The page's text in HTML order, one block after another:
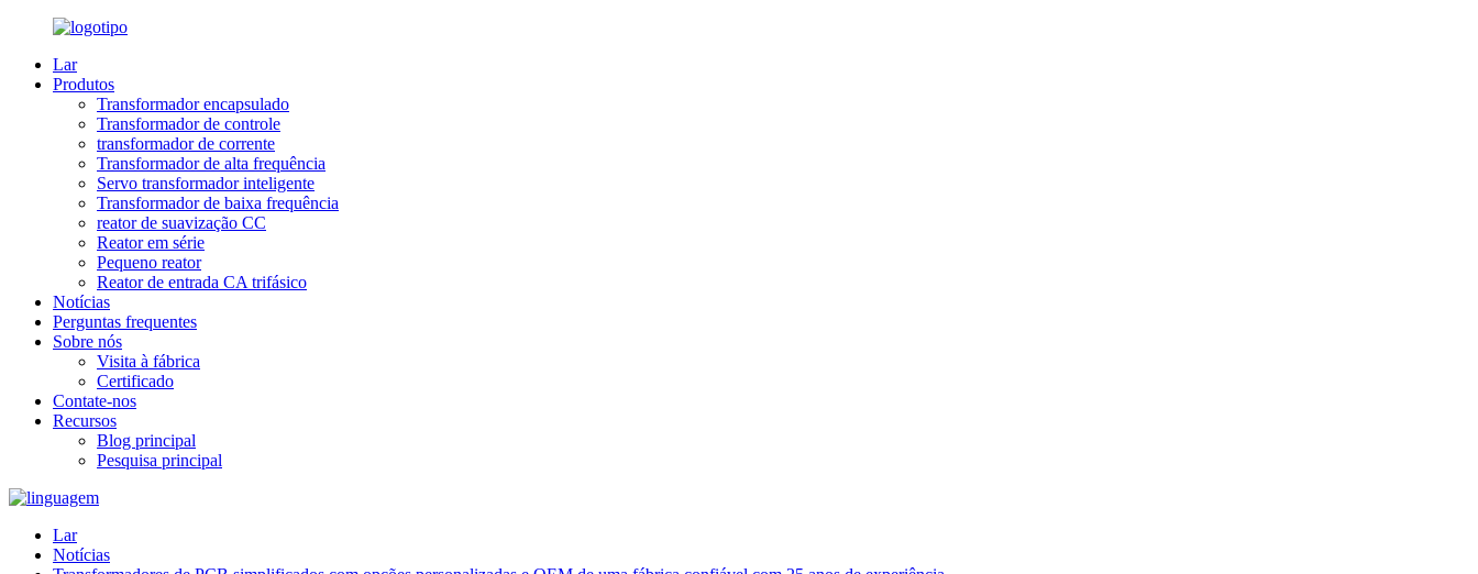
Lar
Produtos
Transformador encapsulado
Transformador de controle
transformador de corrente
Transformador de alta frequência
Servo transformador inteligente
Transformador de baixa frequência
reator de suavização CC
Reator em série
Pequeno reator
Reator de entrada CA trifásico
Notícias
Perguntas frequentes
Sobre nós
Visita à fábrica
Certificado
Contate-nos
Recursos
Blog principal
Pesquisa principal
Lar
Notícias